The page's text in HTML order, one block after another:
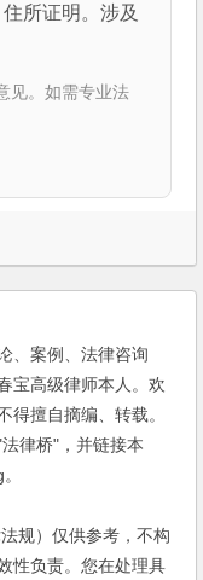
所证明。涉及
见。如需专业法
、案例、法律咨询
宝高级律师本人。欢
得擅自摘编、转载。
律桥"，并链接本
规）仅供参考，不构
性负责。您在处理具